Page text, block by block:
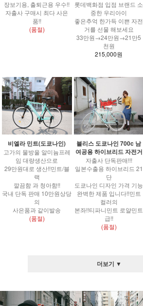
장보기용, 출퇴근용 우수!!
자출사 구매시 최다 사은
품!!
(품절)
롯데백화점 입점 브랜드 소
중한 우리아이
좋은추억 한가득 이쁜 자전
거를 선물 해보세요
33만원→24만원→21만5
천원
215,000원
비엘라 민트(도쿄나인)
고가의 물방울 알미늄프레
임 대량생산으로
29만원대로 생산!!민트/블
랙
깔끔함 과 청아함!!
국내 단독 판매 10만원상당
의
사은품과 같이발송
(품절)
블리스 도쿄나인 700c 남
여공용 하이브리드 자전거
자출사 단독판매!!!
일본수출용 하이브리드 21
단
도쿄나인 디자인 가격 기능
완벽한 제품 입니다!!민트
컬러의
본좌!!티파니민트 로얄민트
급!!
(품절)
더보기 ▼